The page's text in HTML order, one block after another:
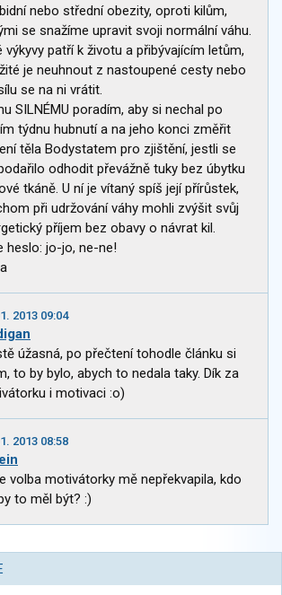
nebo střední obezity, oproti kilům,
se snažíme upravit svoji normální váhu.
výkyvy patří k životu a přibývajícím letům,
je neuhnout z nastoupené cesty nebo
se na ni vrátit.
SILNÉMU poradím, aby si nechal po
týdnu hubnutí a na jeho konci změřit
těla Bodystatem pro zjištění, jestli se
odhodit převážně tuky bez úbytku
tkáně. U ní je vítaný spíš její přírůstek,
při udržování váhy mohli zvýšit svůj
příjem bez obavy o návrat kil.
heslo: jo-jo, ne-ne!
2013 09:04
úžasná, po přečtení tohodle článku si
to by bylo, abych to nedala taky. Dík za
i motivaci :o)
2013 08:58
volba motivátorky mě nepřekvapila, kdo
to měl být? :)